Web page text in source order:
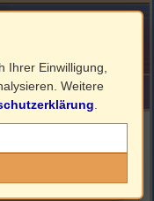
Infos
Ihrer Einwilligung,
Weitere